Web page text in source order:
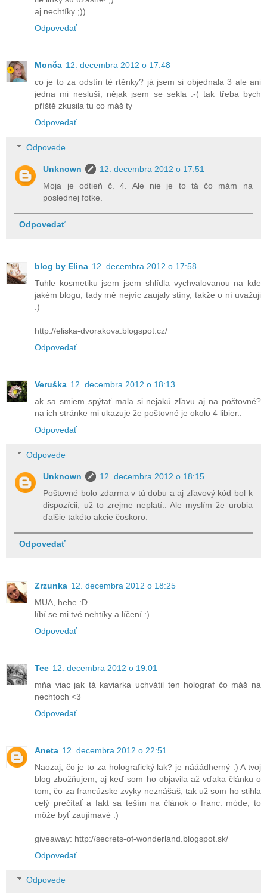
aj nechtíky ;))
Odpovedať
Monča 12. decembra 2012 o 17:48
co je to za odstín té rtěnky? já jsem si objednala 3 ale ani
jedna mi nesluší, nějak jsem se sekla :-( tak třeba bych
příště zkusila tu co máš ty
Odpovedať
Odpovede
Unknown
12. decembra 2012 o 17:51
Moja je odtieň č. 4. Ale nie je to tá čo mám na
poslednej fotke.
Odpovedať
blog by Elina 12. decembra 2012 o 17:58
Tuhle kosmetiku jsem jsem shlídla vychvalovanou na kde
jakém blogu, tady mě nejvíc zaujaly stíny, takže o ní uvažuji
:)
http://eliska-dvorakova.blogspot.cz/
Odpovedať
Veruška 12. decembra 2012 o 18:13
ak sa smiem spýtať mala si nejakú zľavu aj na poštovné?
na ich stránke mi ukazuje že poštovné je okolo 4 libier..
Odpovedať
Odpovede
Unknown
12. decembra 2012 o 18:15
Poštovné bolo zdarma v tú dobu a aj zľavový kód bol k
dispozícii, už to zrejme neplatí.. Ale myslím že urobia
ďalšie takéto akcie čoskoro.
Odpovedať
Zrzunka 12. decembra 2012 o 18:25
MUA, hehe :D
líbí se mi tvé nehtíky a líčení :)
Odpovedať
Tee 12. decembra 2012 o 19:01
mňa viac jak tá kaviarka uchvátil ten holograf čo máš na
nechtoch <3
Odpovedať
Aneta 12. decembra 2012 o 22:51
Naozaj, čo je to za holografický lak? je nááádherný :) A tvoj
blog zbožňujem, aj keď som ho objavila až vďaka článku o
tom, čo za francúzske zvyky neznášaš, tak už som ho stihla
celý prečítať a fakt sa teším na článok o franc. móde, to
môže byť zaujímavé :)
giveaway: http://secrets-of-wonderland.blogspot.sk/
Odpovedať
Odpovede